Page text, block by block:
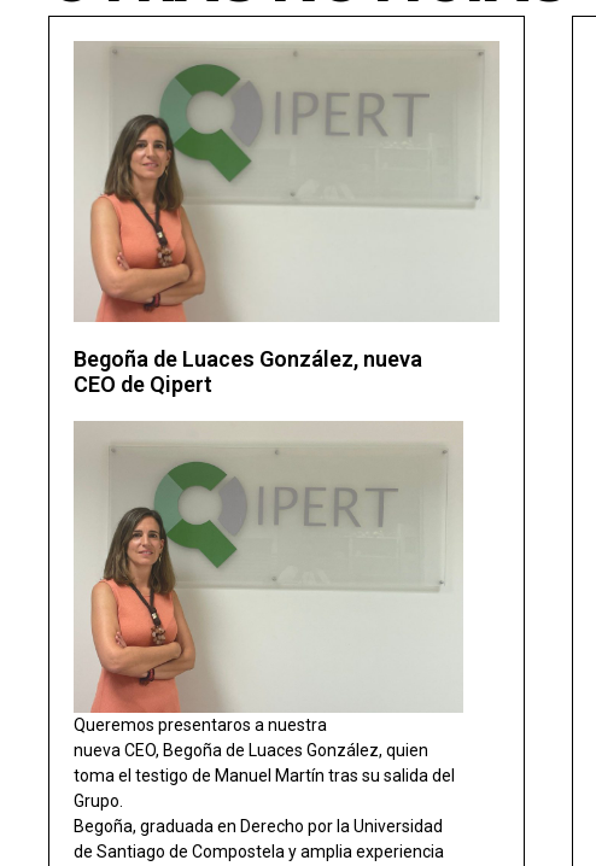
Begoña de Luaces González, nueva
CEO de Qipert
Queremos presentaros a nuestra
nueva CEO, Begoña de Luaces González, quien
toma el testigo de Manuel Martín tras su salida del
Grupo.
Begoña, graduada en Derecho por la Universidad
de Santiago de Compostela y amplia experiencia